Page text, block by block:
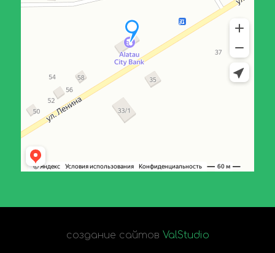
создание сайтов ValStudio